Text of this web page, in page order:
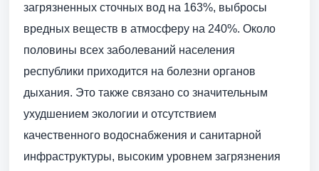
загрязненных сточных вод на 163%, выбросы
вредных веществ в атмосферу на 240%. Около
половины всех заболеваний населения
республики приходится на болезни органов
дыхания. Это также связано со значительным
ухудшением экологии и отсутствием
качественного водоснабжения и санитарной
инфраструктуры, высоким уровнем загрязнения